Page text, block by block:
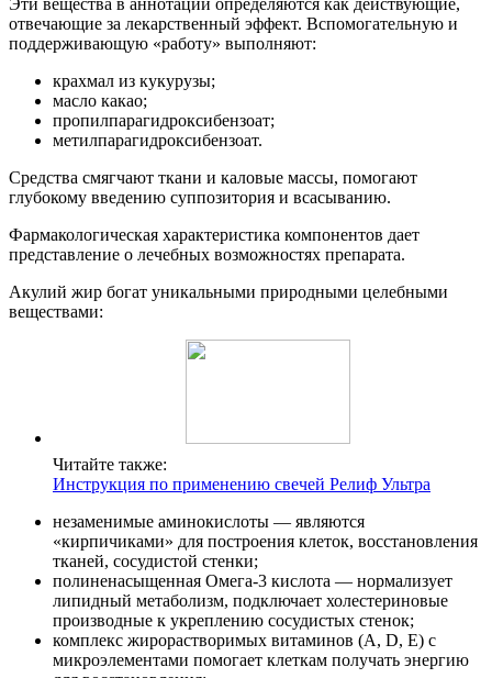
отвечающие за лекарственный эффект. Вспомогательную и
поддерживающую «работу» выполняют:
крахмал из кукурузы;
масло какао;
пропилпарагидроксибензоат;
метилпарагидроксибензоат.
Средства смягчают ткани и каловые массы, помогают
глубокому введению суппозитория и всасыванию.
Фармакологическая характеристика компонентов дает
представление о лечебных возможностях препарата.
Акулий жир богат уникальными природными целебными
веществами:
Читайте также:
Инструкция по применению свечей Релиф Ультра
незаменимые аминокислоты — являются
«кирпичиками» для построения клеток, восстановления
тканей, сосудистой стенки;
полиненасыщенная Омега-3 кислота — нормализует
липидный метаболизм, подключает холестериновые
производные к укреплению сосудистых стенок;
комплекс жирорастворимых витаминов (А, D, Е) с
микроэлементами помогает клеткам получать энергию